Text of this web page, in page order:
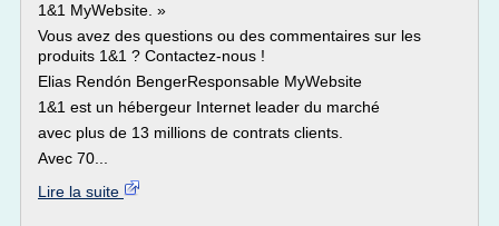
1&1 MyWebsite. »
Vous avez des questions ou des commentaires sur les
produits 1&1 ? Contactez-nous !
Elias Rendón BengerResponsable MyWebsite
1&1 est un hébergeur Internet leader du marché
avec plus de 13 millions de contrats clients.
Avec 70...
Lire la suite